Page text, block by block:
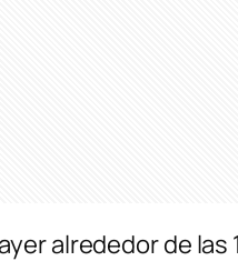
alrededor de